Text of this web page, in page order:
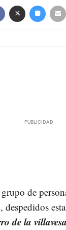
de
despedidos
de la villavesa